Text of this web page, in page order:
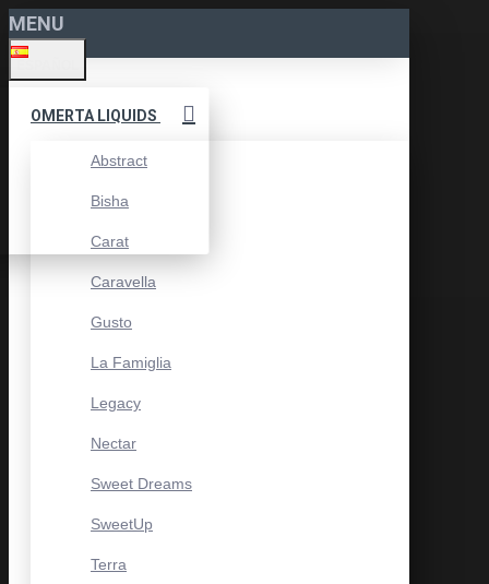
MENU
OMERTA LIQUIDS
Abstract
Bisha
Carat
Caravella
Gusto
La Famiglia
Legacy
Nectar
Sweet Dreams
SweetUp
Terra